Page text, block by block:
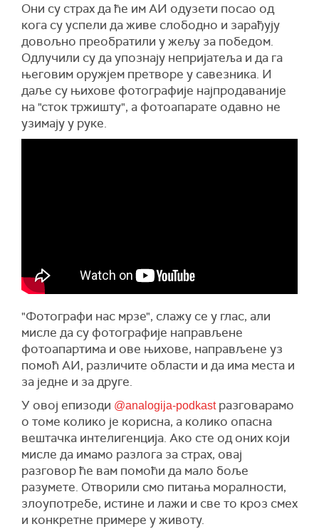
Они су страх да ће им АИ одузети посао од
кога су успели да живе слободно и зарађују
довољно преобратили у жељу за победом.
Одлучили су да упознају непријатеља и да га
његовим оружјем претворе у савезника. И
даље су њихове фотографије најпродаваније
на "сток тржишту", а фотоапарате одавно не
узимају у руке.
"Фотографи нас мрзе", слажу се у глас, али
мисле да су фотографије направљене
фотоапартима и ове њихове, направљене уз
помоћ АИ, различите области и да има места и
за једне и за друге.
У овој епизоди @analogija-podkast разговарамо
о томе колико је корисна, а колико опасна
вештачка интелигенција. Ако сте од оних који
мисле да имамо разлога за страх, овај
разговор ће вам помоћи да мало боље
разумете. Отворили смо питања моралности,
злоупотребе, истине и лажи и све то кроз смех
и конкретне примере у животу.